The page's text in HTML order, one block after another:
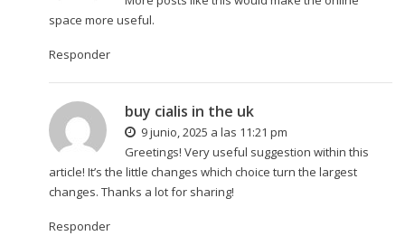
space more useful.
Responder
buy cialis in the uk
9 junio, 2025 a las 11:21 pm
Greetings! Very useful suggestion within this
article! It’s the little changes which choice turn the largest
changes. Thanks a lot for sharing!
Responder